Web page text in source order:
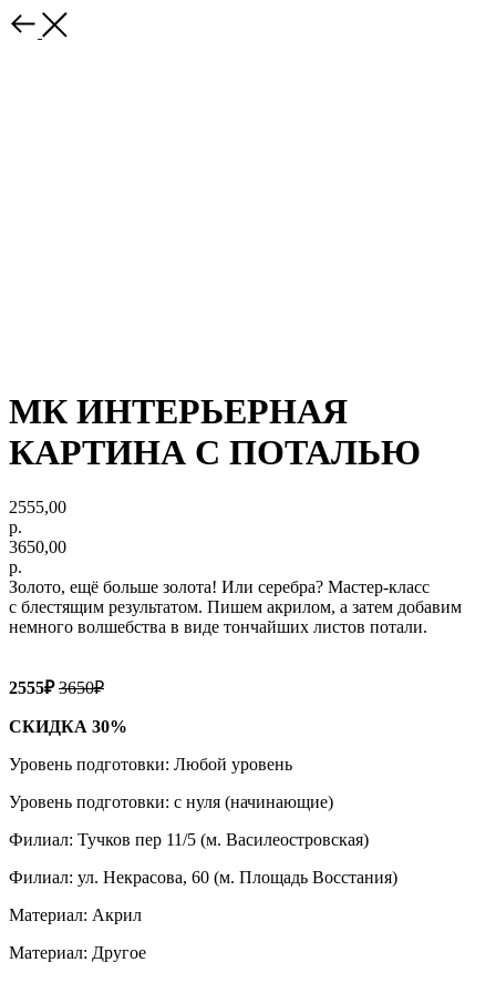
МК ИНТЕРЬЕРНАЯ
КАРТИНА С ПОТАЛЬЮ
2555,00
р.
3650,00
р.
Золото, ещё больше золота! Или серебра? Мастер-класс
с блестящим результатом. Пишем акрилом, а затем добавим
немного волшебства в виде тончайших листов потали.
2555₽3650₽
СКИДКА 30%
Уровень подготовки: Любой уровень
Уровень подготовки: с нуля (начинающие)
Филиал: Тучков пер 11/5 (м. Василеостровская)
Филиал: ул. Некрасова, 60 (м. Площадь Восстания)
Материал: Акрил
Материал: Другое